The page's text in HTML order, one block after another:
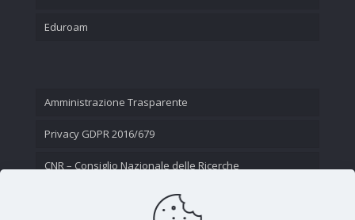
Eduroam
Amministrazione Trasparente
Privacy GDPR 2016/679
CNR – Consiglio Nazionale delle Ricerche